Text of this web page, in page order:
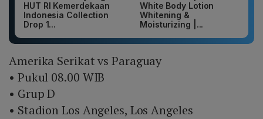
HUT RI Kemerdekaan
Indonesia Collection
Drop 1...
White Body Lotion
Whitening &
Moisturizing |...
Amerika Serikat vs Paraguay
• Pukul 08.00 WIB
• Grup D
• Stadion Los Angeles, Los Angeles